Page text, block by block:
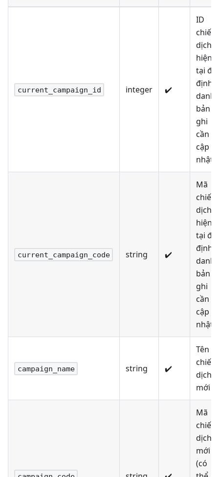
current_campaign_id integer ✔️
ID
chiến
dịch
hiện
tại để
định
danh
bản
ghi
cần
cập
nhật
current_campaign_code string ✔️
Mã
chiến
dịch
hiện
tại để
định
danh
bản
ghi
cần
cập
nhật
campaign_name string ✔️
Tên
chiến
dịch
mới
Mã
chiến
dịch
mới
(có